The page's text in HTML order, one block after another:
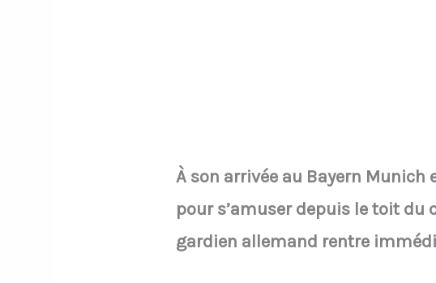
À son arrivée au Bayern Munich
pour s’amuser depuis le toit du
gardien allemand rentre